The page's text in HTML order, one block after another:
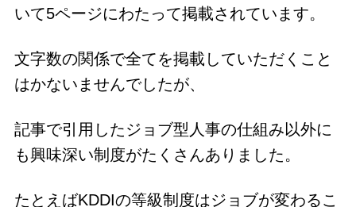
いて5ページにわたって掲載されています。
文字数の関係で全てを掲載していただくこと
はかないませんでしたが、
記事で引用したジョブ型人事の仕組み以外に
も興味深い制度がたくさんありました。
たとえばKDDIの等級制度はジョブが変わるこ